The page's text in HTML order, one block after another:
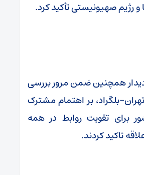
و رژیم صهیونیستی تأکید کرد.
همچنین ضمن مرور بررسی
بلگراد، بر اهتمام مشترک
برای تقویت روابط در همه
تاکید کردند.